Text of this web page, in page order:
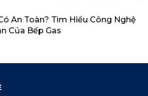
An Toàn? Tìm Hiểu Công Nghệ
Của Bếp Gas